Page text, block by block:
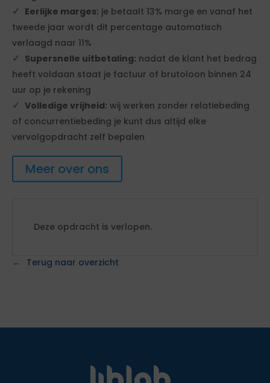
Eerlijke marges: je betaalt 13% marge en vanaf het
tweede jaar wordt dit percentage automatisch
verlaagd naar 11%
Supersnelle uitbetaling: nadat de klant het bedrag
heeft voldaan staat je factuur of brutoloon binnen 24
uur op je rekening
Volledige vrijheid: wij werken zonder relatiebeding
of concurrentiebeding je kunt dus altijd elke
vervolgopdracht zelf bepalen
Meer over ons
Deze opdracht is verlopen.
Terug naar overzicht